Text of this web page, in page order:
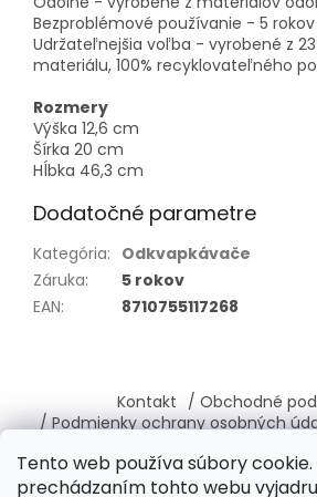
Tento web používa súbory
prechádzaním tohto webu
Bezproblémové používanie - 5 rokov
Udržateľnejšia voľba - vyrobené z
materiálu, 100% recyklovateľného
Rozmery
Výška 12,6 cm
Šírka 20 cm
Hĺbka 46,3 cm
Dodatočné parametre
Kategória: Odkvapkávače
Záruka:
5 rokov
EAN: 8710755117268
p
ä
Kontakt / Obchodné
/ Podmienky ochrany osobných